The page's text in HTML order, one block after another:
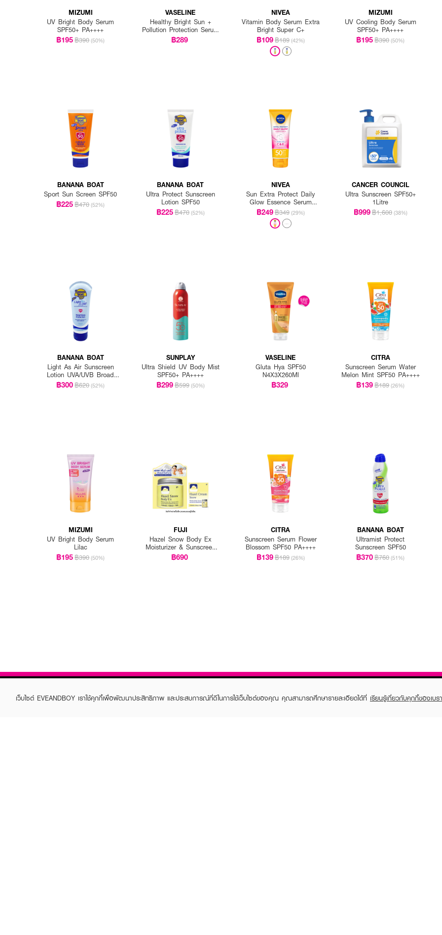
MIZUMI
UV Bright Body Serum
SPF50+ PA++++
฿195฿390 (50%)
VASELINE
Healthy Bright Sun +
Pollution Protection Serum
SPF50+ PA++++
฿289
NIVEA
Vitamin Body Serum Extra
Bright Super C+
฿109฿189 (42%)
MIZUMI
UV Cooling Body Serum
SPF50+ PA++++
฿195฿390 (50%)
BANANA BOAT
Sport Sun Screen SPF50
฿225฿470 (52%)
BANANA BOAT
Ultra Protect Sunscreen
Lotion SPF50
฿225฿470 (52%)
NIVEA
Sun Extra Protect Daily
Glow Essence Serum
SPF50 PA+++
฿249฿349 (29%)
CANCER COUNCIL
Ultra Sunscreen SPF50+
1Litre
฿999฿1,600 (38%)
BANANA BOAT
Light As Air Sunscreen
Lotion UVA/UVB Broad
Spectrum SPF50+
฿300฿620 (52%)
SUNPLAY
Ultra Shield UV Body Mist
SPF50+ PA++++
฿299฿599 (50%)
VASELINE
Gluta Hya SPF50
N4X3X260Ml
฿329
CITRA
Sunscreen Serum Water
Melon Mint SPF50 PA++++
฿139฿189 (26%)
MIZUMI
UV Bright Body Serum
Lilac
฿195฿390 (50%)
FUJI
Hazel Snow Body Ex
Moisturizer & Sunscreen
450 G.+ Hazel Cream
Snow Moisturising Cream
฿690
CITRA
Sunscreen Serum Flower
Blossom SPF50 PA++++
฿139฿189 (26%)
BANANA BOAT
Ultramist Protect
Sunscreen SPF50
฿370฿760 (51%)
เว็บไซต์ EVEANDBOY เราใช้คุกกี้เพื่อพัฒนาประสิทธิภาพ และประสบการณ์ที่ดีในการใช้เว็บไซต์ของคุณ คุณสามารถศึกษารายละเอียดได้ที่ เรียนรู้เกี่ยวกับคุกกี้ของเบร